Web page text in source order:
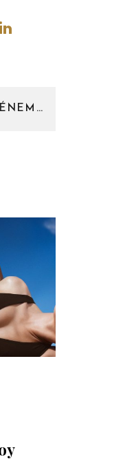
ÉVÉNEMENT